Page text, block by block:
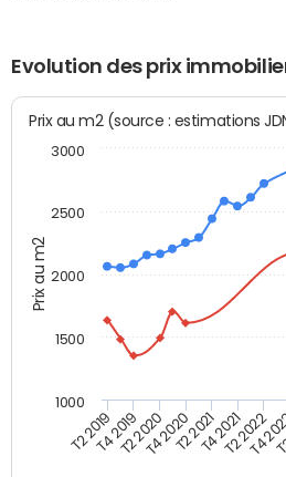
Evolution des prix
Prix au m2
Prix au m2 (source : estimations
T2 2019T4 2019T2 2020T4 2020T2 2021T4 2021T2 2022
T4
1000
1500
2000
2500
3000